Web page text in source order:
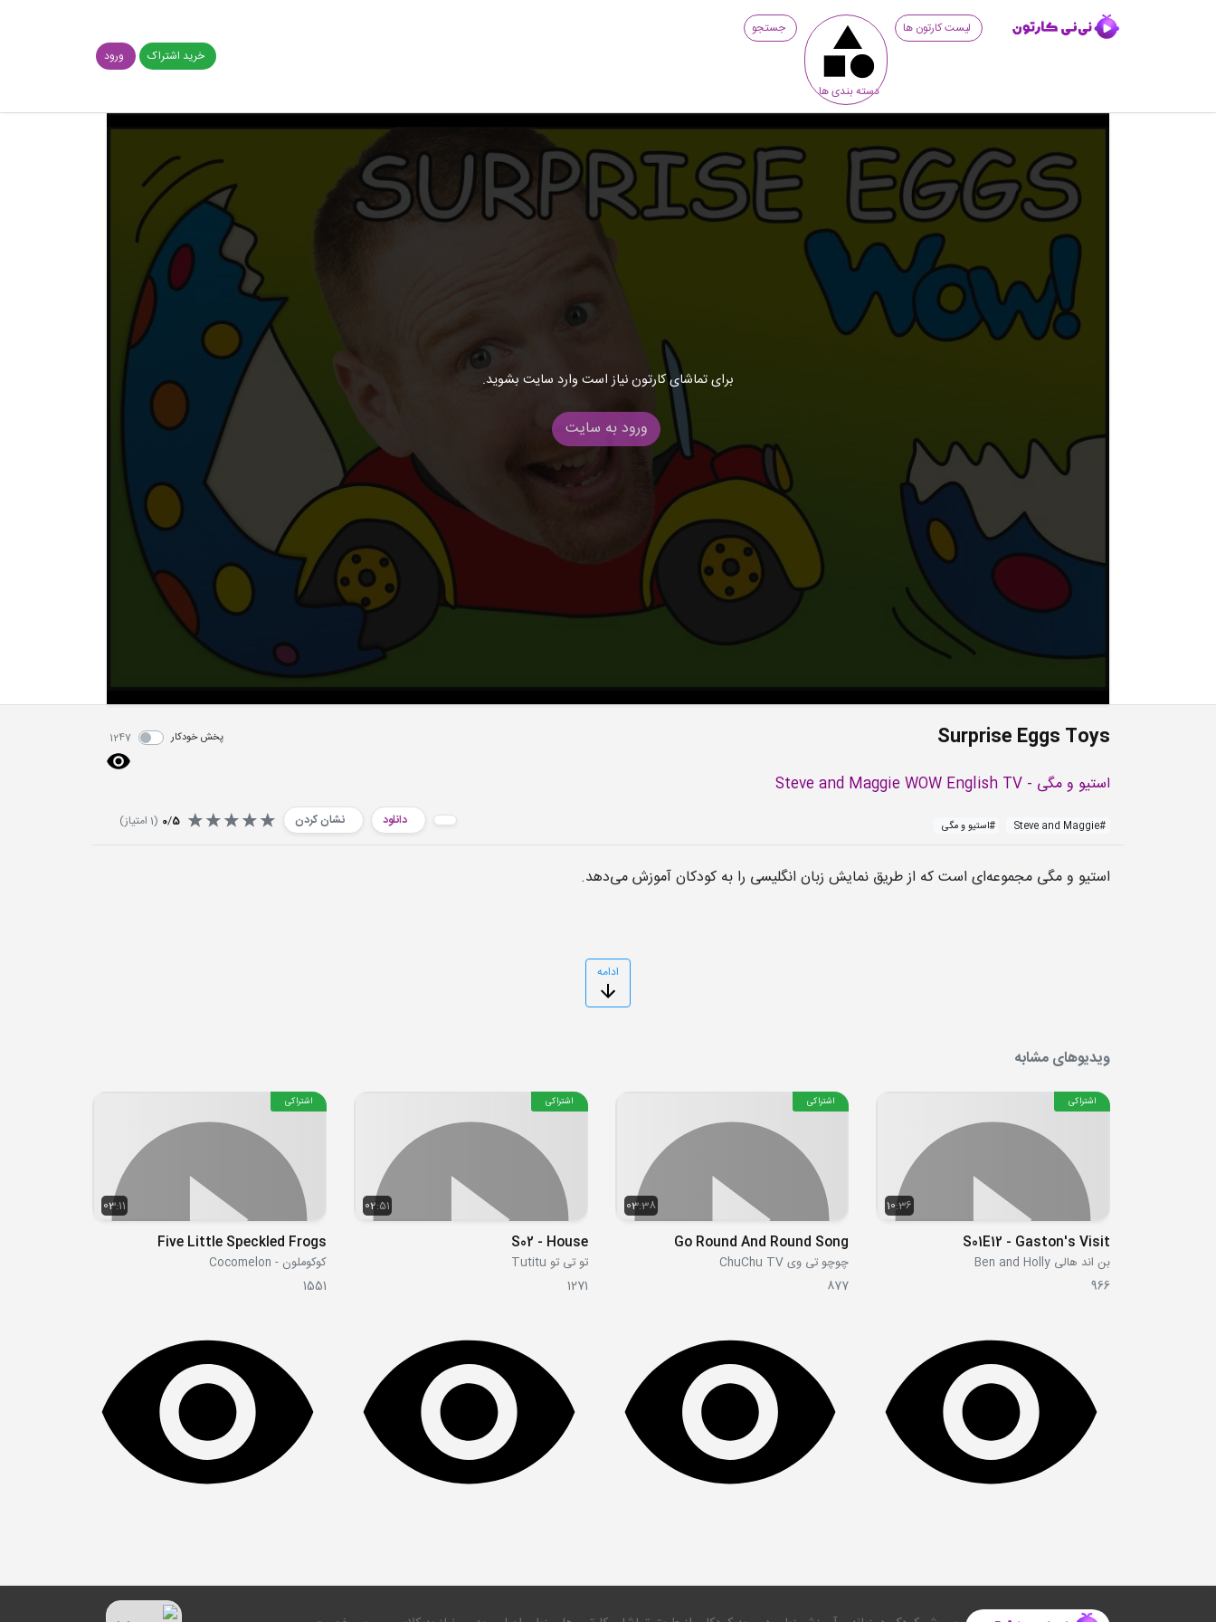
لیست کارتون ها
دسته بندی ها
جستجو
خرید اشتراک
ورود
برای تماشای کارتون نیاز است وارد سایت بشوید.
ورود به سایت
Surprise Eggs Toys پخش خودکار 1247
استیو و مگی - Steve and Maggie WOW English TV
#
Steve and Maggie
#استیو و مگی دانلود نشان کردن 0/5
(
1 امتیاز)
استیو و مگی مجموعه‌ای است که از طریق نمایش زبان انگلیسی را به کودکان آموزش می‌دهد.
ادامه
ویدیوهای مشابه
10:36
اشتراکی
S01E12 - Gaston's Visit
بن اند هالی Ben and Holly
966
03:38
اشتراکی
Go Round And Round Song
چوچو تی وی ChuChu TV
877
02:51
اشتراکی
S02 - House
تو تی تو Tutitu
1271
03:11
اشتراکی
Five Little Speckled Frogs
کوکوملون - Cocomelon
1551